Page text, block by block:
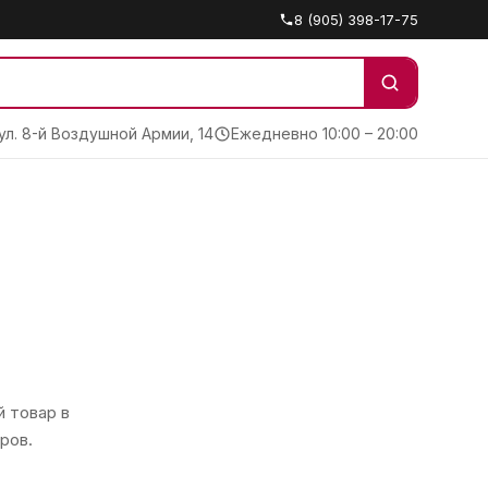
8 (905) 398-17-75
8-й Воздушной Армии, 14 Ежедневно 10:00 – 20:00
товар в